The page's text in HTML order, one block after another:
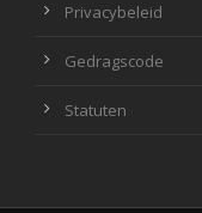
Privacybeleid
Gedragscode
Statuten